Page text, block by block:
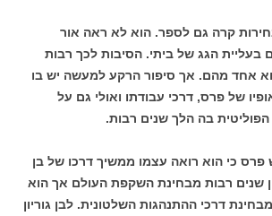
קרה גם לספר. הוא לא ראה אור
בעליית הגג של ביתי. הסיבות לכך רבות
אחד מהם. אך סיפור הרקע למעשה יש בו
של פרס, דרכי עבודתו ואולי גם על
בה הלך שנים רבות.
פרס כי הוא רואה עצמו ממשיך דרכו של בן
שנים רבות מבחינת השקפת העולם אך הוא
דרכי ההתנהגות השלטונית. לבן גוריון